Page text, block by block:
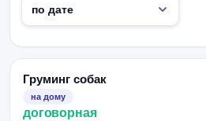
Груминг собак
на дому
договорная